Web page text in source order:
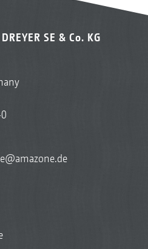
SE & Co. KG